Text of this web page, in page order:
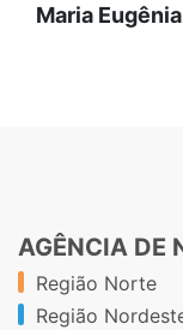
Maria
AGÊNCIA DE
Região Norte
Região